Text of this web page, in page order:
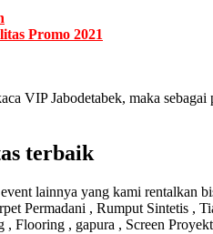
Promo 2021
VIP Jabodetabek, maka
terbaik
lainnya yang kami
Permadani , Rumput Sintetis
, gapura , Screen